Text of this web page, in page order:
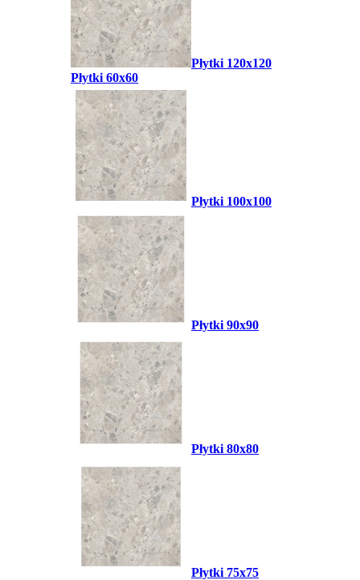
Płytki 120x120
Płytki 60x60
Płytki 100x100
Płytki 90x90
Płytki 80x80
Płytki 75x75